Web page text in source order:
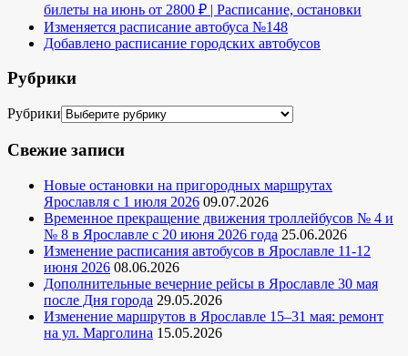
билеты на июнь от 2800 ₽ | Расписание, остановки
Изменяется расписание автобуса №148
Добавлено расписание городских автобусов
Рубрики
Рубрики
Свежие записи
Новые остановки на пригородных маршрутах
Ярославля с 1 июля 2026 09.07.2026
Временное прекращение движения троллейбусов № 4 и
№ 8 в Ярославле с 20 июня 2026 года 25.06.2026
Изменение расписания автобусов в Ярославле 11-12
июня 2026 08.06.2026
Дополнительные вечерние рейсы в Ярославле 30 мая
после Дня города 29.05.2026
Изменение маршрутов в Ярославле 15–31 мая: ремонт
на ул. Марголина 15.05.2026